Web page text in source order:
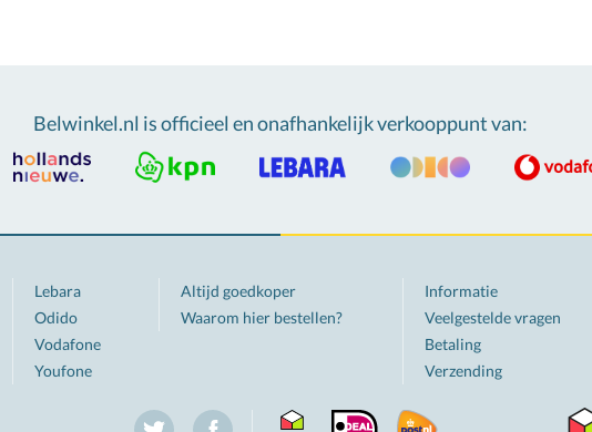
Belwinkel.nl is officieel en onafhankelijk verkooppunt van:
Lebara
Odido
Vodafone
Youfone
Altijd goedkoper
Waarom hier bestellen?
Informatie
Veelgestelde vragen
Betaling
Verzending